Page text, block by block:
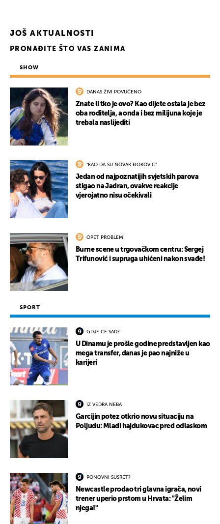
JOŠ AKTUALNOSTI
PRONAĐITE ŠTO VAS ZANIMA
SHOW
DANAS ŽIVI POVUČENO
Znate li tko je ovo? Kao dijete ostala je bez
oba roditelja, a onda i bez milijuna koje je
trebala naslijediti
"KAO DA SU NOVAK ĐOKOVIĆ"
Jedan od najpoznatijih svjetskih parova
stigao na Jadran, ovakve reakcije
vjerojatno nisu očekivali
OPET PROBLEMI
Burne scene u trgovačkom centru: Sergej
Trifunović i supruga uhićeni nakon svađe!
SPORT
GDJE ĆE SAD?
U Dinamu je prošle godine predstavljen kao
mega transfer, danas je pao najniže u
karijeri
IZ VEDRA NEBA
Garcijin potez otkrio novu situaciju na
Poljudu: Mladi hajdukovac pred odlaskom
PONOVNI SUSRET?
Newcastle prodao tri glavna igrača, novi
trener uperio prstom u Hrvata: "Želim
njega!"